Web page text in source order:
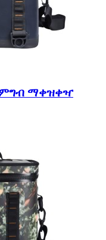
ማቀዝቀዣ